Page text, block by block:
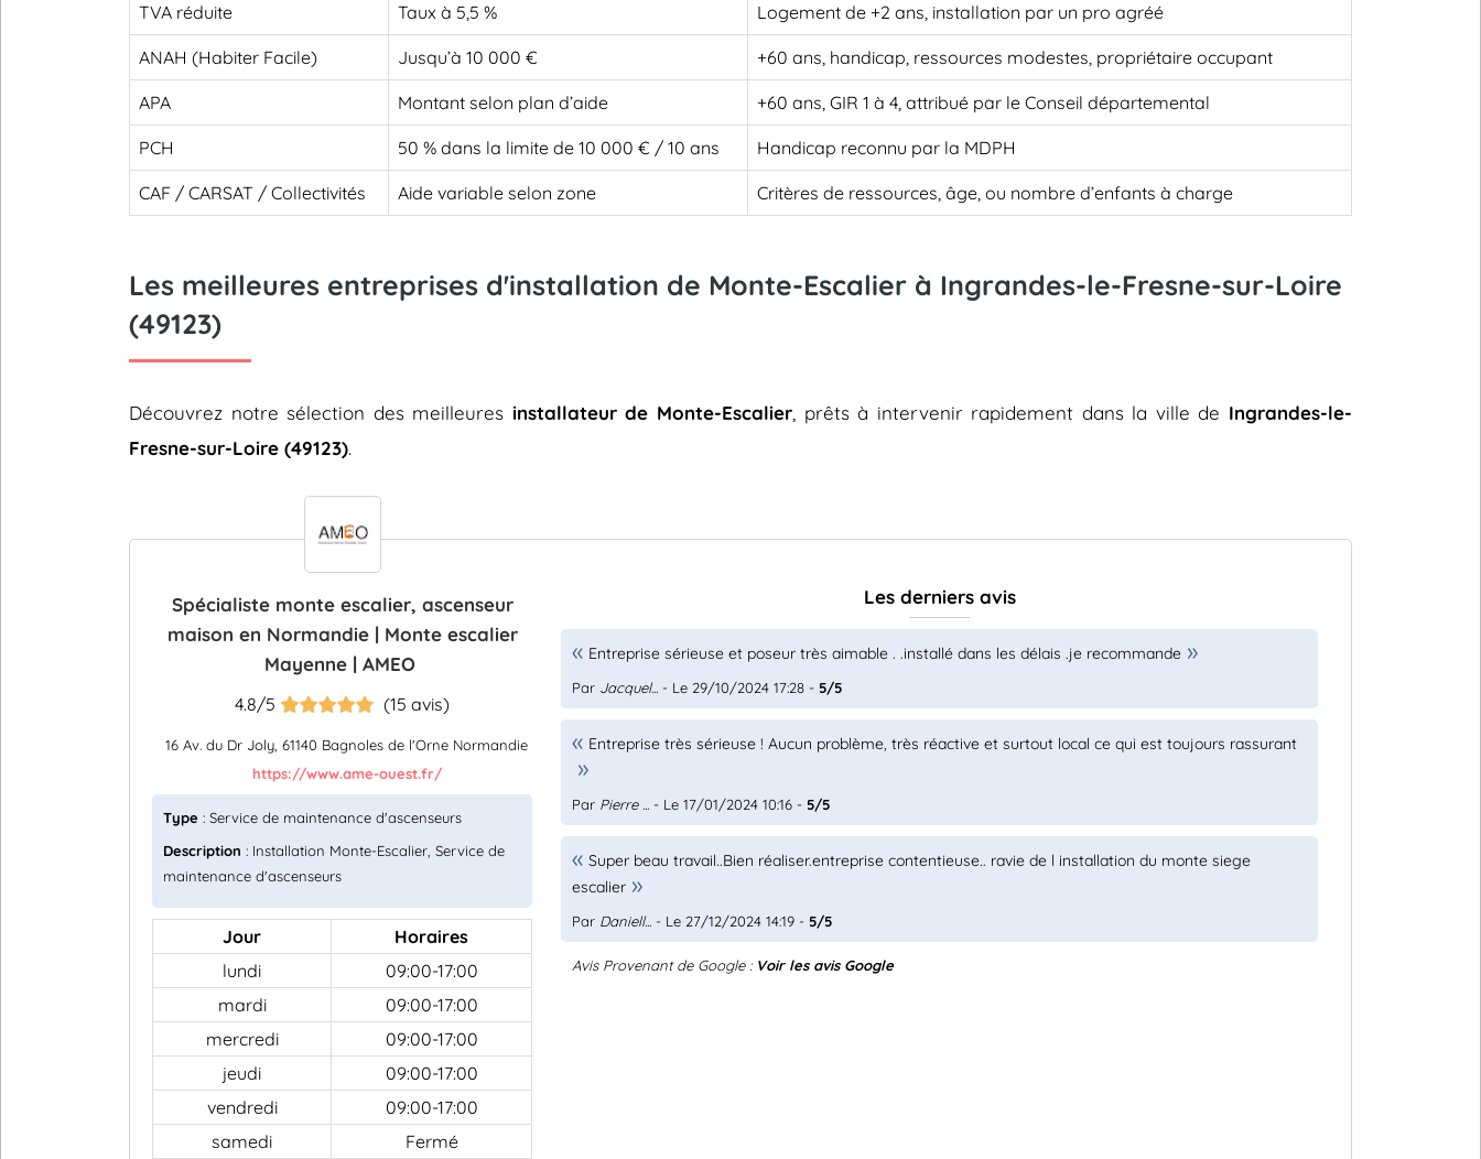
TVA réduite Taux à 5,5 % Logement de +2 ans, installation par un pro agréé
ANAH (Habiter Facile) Jusqu’à 10 000 € +60 ans, handicap, ressources modestes, propriétaire occupant
APA Montant selon plan d’aide +60 ans, GIR 1 à 4, attribué par le Conseil départemental
PCH 50 % dans la limite de 10 000 € / 10 ans Handicap reconnu par la MDPH
CAF / CARSAT / Collectivités Aide variable selon zone Critères de ressources, âge, ou nombre d’enfants à charge
Les meilleures entreprises d'installation de Monte-Escalier à Ingrandes-le-Fresne-sur-Loire
(49123)
Découvrez notre sélection des meilleures installateur de Monte-Escalier, prêts à intervenir rapidement dans la ville de Ingrandes-le-
Fresne-sur-Loire (49123).
Spécialiste monte escalier, ascenseur
maison en Normandie | Monte escalier
Mayenne | AMEO
4.8/5 (15 avis)
16 Av. du Dr Joly, 61140 Bagnoles de l'Orne Normandie
https://www.ame-ouest.fr/
Type : Service de maintenance d'ascenseurs
Description : Installation Monte-Escalier, Service de
maintenance d'ascenseurs
Jour
Horaires
lundi
09:00-17:00
mardi
09:00-17:00
mercredi
09:00-17:00
jeudi
09:00-17:00
vendredi
09:00-17:00
samedi
Fermé
Les derniers avis
Entreprise sérieuse et poseur très aimable . .installé dans les délais .je recommande
Par Jacquel... - Le 29/10/2024 17:28 -5/5
Entreprise très sérieuse ! Aucun problème, très réactive et surtout local ce qui est toujours rassurant
Par Pierre ... - Le 17/01/2024 10:16 -5/5
Super beau travail..Bien réaliser.entreprise contentieuse.. ravie de l installation du monte siege
escalier
Par Daniell... - Le 27/12/2024 14:19 -5/5
Avis Provenant de Google : Voir les avis Google